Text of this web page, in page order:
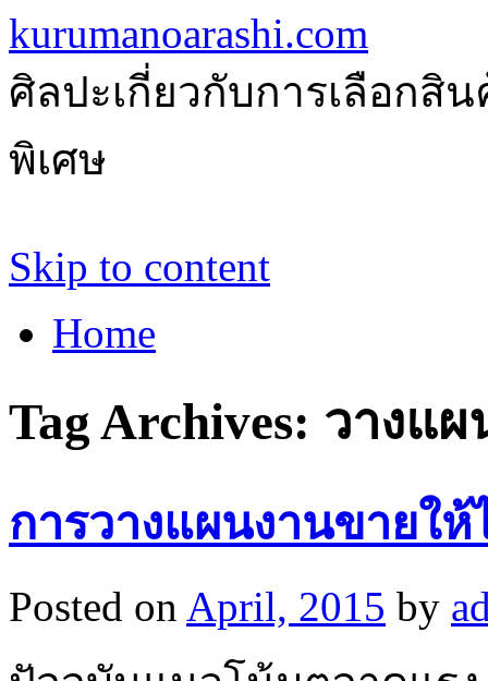
kurumanoarashi.com
ศิลปะเกี่ยวกับการเลือก
พิเศษ
Skip to content
Home
Tag Archives: วางแ
การวางแผนงานขายใ
Posted on April, 2015 by